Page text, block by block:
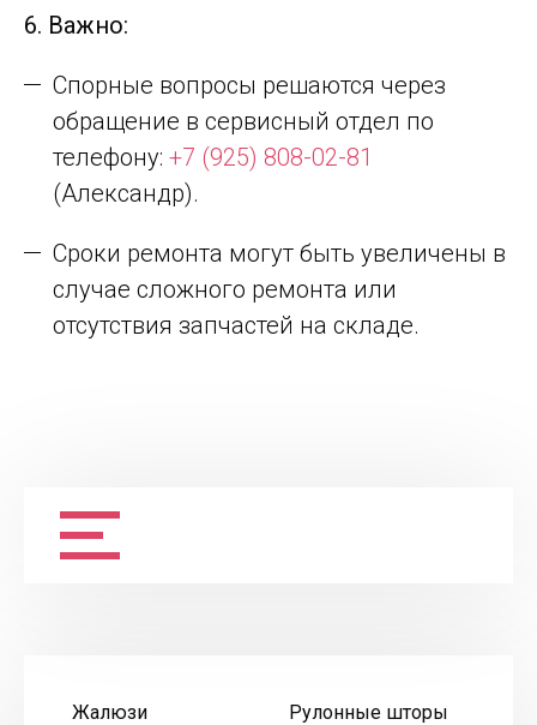
6. Важно:
Спорные вопросы решаются через
обращение в сервисный отдел по
телефону: +7 (925) 808-02-81
(Александр).
Сроки ремонта могут быть увеличены в
случае сложного ремонта или
отсутствия запчастей на складе.
Жалюзи
Рулонные шторы